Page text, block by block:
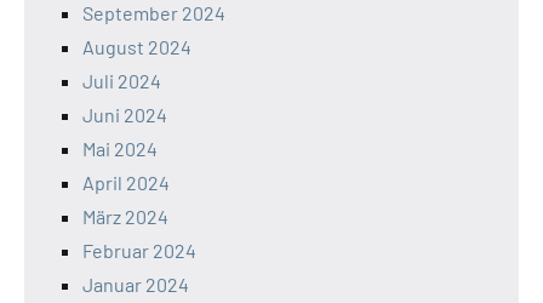
September 2024
August 2024
Juli 2024
Juni 2024
Mai 2024
April 2024
März 2024
Februar 2024
Januar 2024